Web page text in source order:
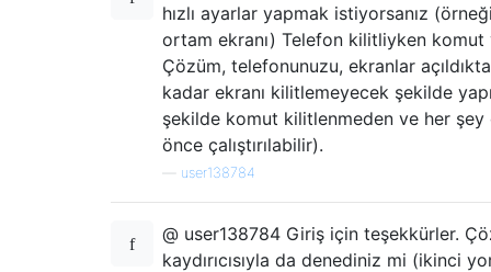
hızlı ayarlar yapmak istiyorsanız
ortam ekranı) Telefon kilitliyken komut
Çözüm, telefonunuzu, ekranlar
kadar ekranı kilitlemeyecek şekilde
şekilde komut kilitlenmeden ve her şey
önce çalıştırılabilir).
user138784
@ user138784 Giriş için teşekkürler.
kaydırıcısıyla da denediniz mi (ikinci